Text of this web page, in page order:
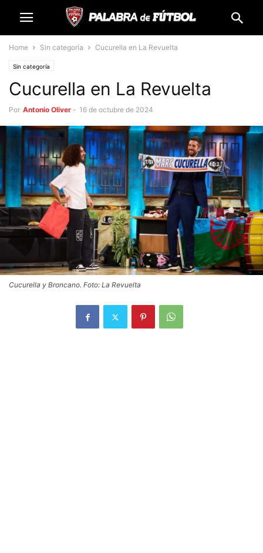
Home Sin categoría Cucurella en La Revuelta
Sin categoría
Cucurella en La Revuelta
Por Antonio Oliver - 16 de octubre de 2024
Cucurella y Broncano. Foto: La Revuelta